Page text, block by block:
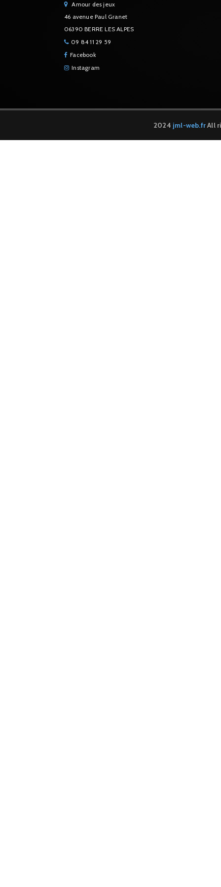
Amour des jeux
46 avenue Paul Granet
06390 BERRE LES ALPES
09 84 11 29 59
Facebook
Instagram
2024 jml-web.frAll